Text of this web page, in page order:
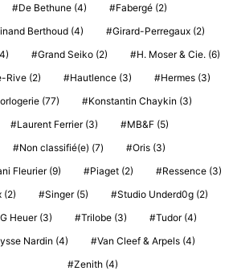
De Bethune(4) Fabergé(2)
Berthoud (4) Girard-Perregaux (2)
Grand Seiko(2) H. Moser & Cie.(6)
Rive (2) Hautlence (3) Hermes (3)
(77) Konstantin Chaykin (3)
Laurent Ferrier(3) MB&F(5)
Non classifié(e) (7) Oris (3)
Fleurier(9) Piaget (2) Ressence (3)
(2) Singer(5) Studio Underd0g (2)
Heuer(3) Trilobe (3) Tudor(4)
Nardin (4) Van Cleef & Arpels(4)
Zenith(4)